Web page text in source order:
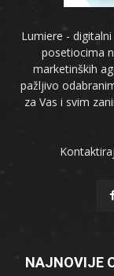
Lumiere -
posetiocima
marketinških
pažljivo
za Vas i svim
NAJNOVIJE